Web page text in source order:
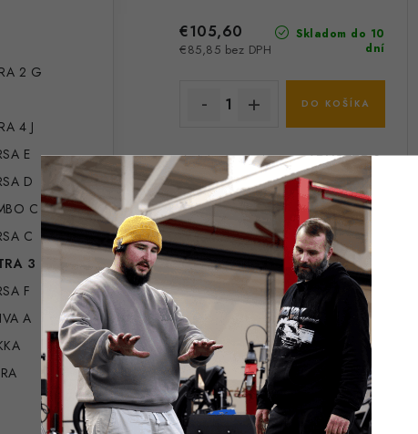
2 G
4 J
E
D
C
C
3 H
F
A
Skladom do 10
dní
€85,85 bez DPH
€105,60
DO KOŠÍKA
Lakťová opierka typu ARMSTER 2
vyrobená pre Opel Astra H 3.
generácie vyrábaná od roku 2004 -
2014.
Model Armster 2 je záruka
kvality a komfortu pri jazde.
Materiál: eko-koža
Farba: šedá
100L1121/PO/ED